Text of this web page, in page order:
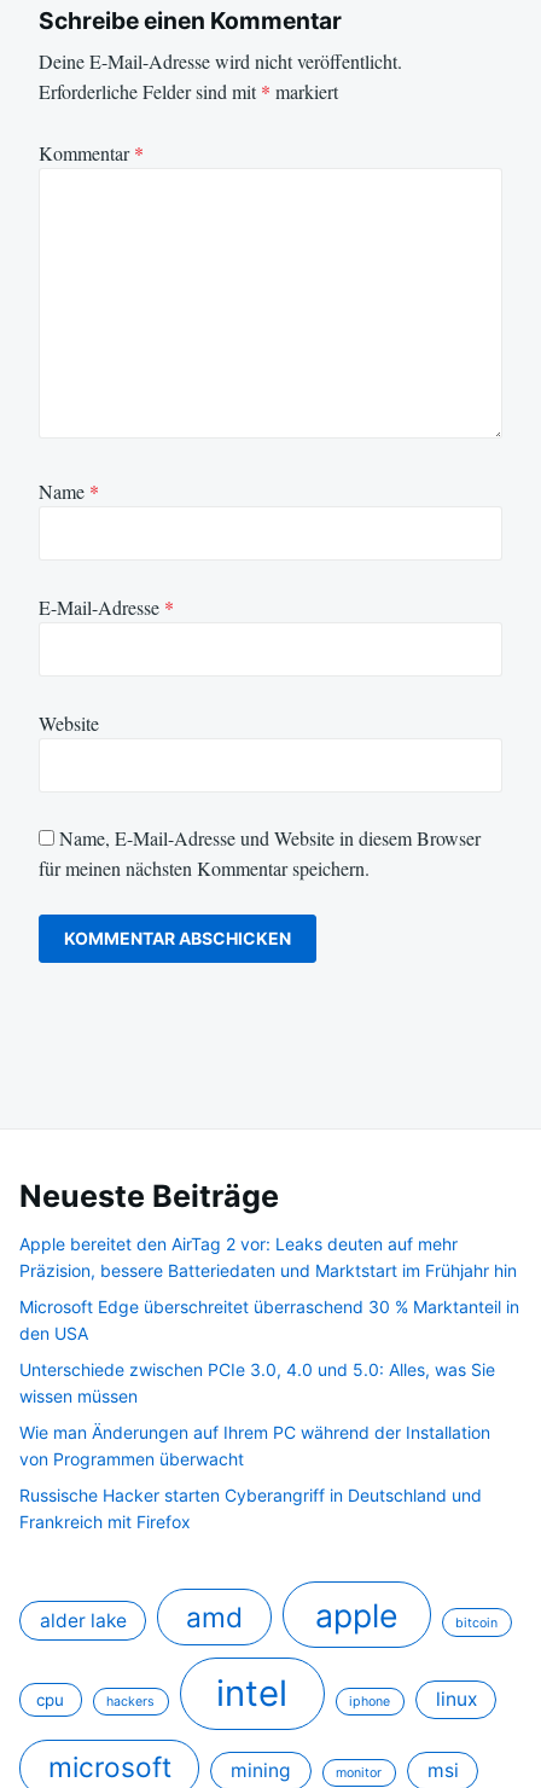
Schreibe einen Kommentar
Deine E-Mail-Adresse wird nicht veröffentlicht.
Erforderliche Felder sind mit* markiert
Kommentar*
Name *
E-Mail-Adresse *
Website
Name, E-Mail-Adresse und Website in diesem Browser
für meinen nächsten Kommentar speichern.
Neueste Beiträge
Apple bereitet den AirTag 2 vor: Leaks deuten auf mehr
Präzision, bessere Batteriedaten und Marktstart im Frühjahr hin
Microsoft Edge überschreitet überraschend 30 % Marktanteil in
den USA
Unterschiede zwischen PCIe 3.0, 4.0 und 5.0: Alles, was Sie
wissen müssen
Wie man Änderungen auf Ihrem PC während der Installation
von Programmen überwacht
Russische Hacker starten Cyberangriff in Deutschland und
Frankreich mit Firefox
alder lake amd apple bitcoin
cpu hackers intel iphone linux
microsoft mining monitor msi